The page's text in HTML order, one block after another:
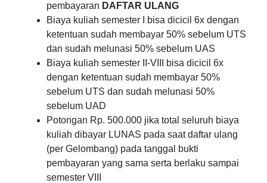
pembayaran DAFTAR ULANG
Biaya kuliah semester I bisa dicicil 6x dengan
ketentuan sudah membayar 50% sebelum UTS
dan sudah melunasi 50% sebelum UAS
Biaya kuliah semester II-VIII bisa dicicil 6x
dengan ketentuan sudah membayar 50%
sebelum UTS dan sudah melunasi 50%
sebelum UAD
Potongan Rp. 500.000 jika total seluruh biaya
kuliah dibayar LUNAS pada saat daftar ulang
(per Gelombang) pada tanggal bukti
pembayaran yang sama serta berlaku sampai
semester VIII